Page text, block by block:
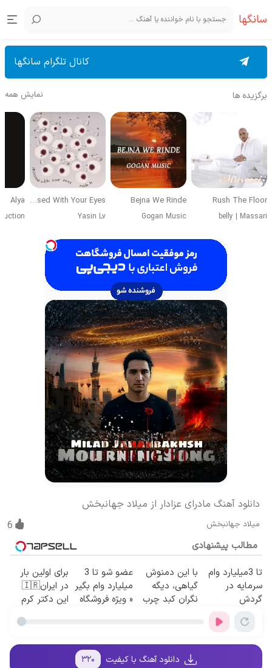
سانگها
کانال تلگرام سانگها
برگزیده ها نمایش همه
Rush The Floor
belly | Massari
Bejna We Rinde
Gogan Music
Obsessed With Your Eyes
Yasin Lv
Alya
دانلود آهنگ مادرای عزادار از میلاد جهانبخش
میلاد جهانبخش 6
مطالب پیشنهادی
تا 3میلیارد وام
سرمایه در
گردش
فروشندگان =>
فروشگاهت رو
با این دمنوش
گیاهی، دیگه
نگران کبد چرب
عضو شو تا 3
میلیارد وام بگیر
« ویژه فروشگاه
برای اولین بار
در ایران🇮🇷
این دکتر کرم
روزه ساخت!
دانلود آهنگ با کیفیت ۳۲۰